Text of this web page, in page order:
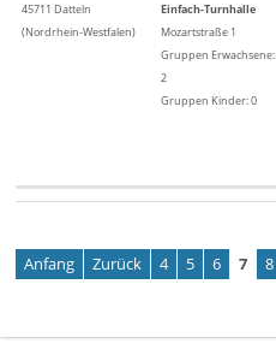
45711 Datteln
(Nordrhein-Westfalen)
Einfach-Turnhalle
Mozartstraße 1
Gruppen Erwachsene:
2
Gruppen Kinder: 0
Anfang Zurück 4 5 6 7 8